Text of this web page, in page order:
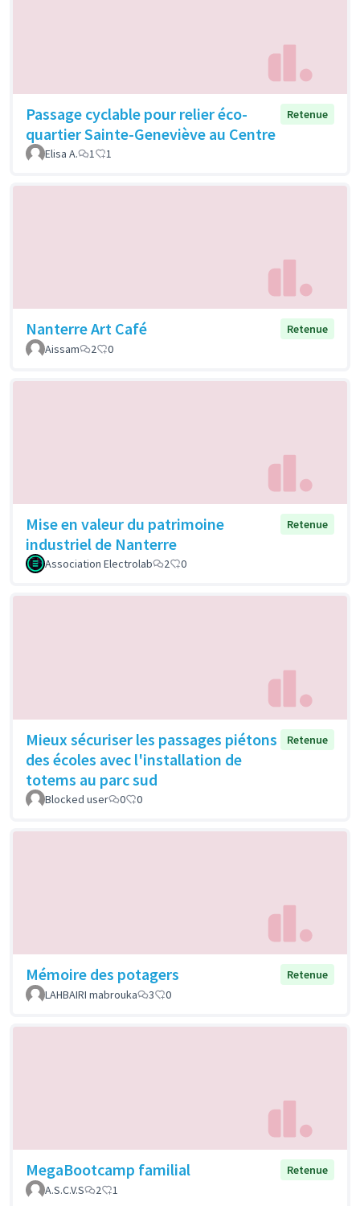
Passage cyclable pour relier éco-
quartier Sainte-Geneviève au Centre
Retenue
Elisa A. 1 1
Nanterre Art Café
Retenue
Aissam
2 0
Mise en valeur du patrimoine
industriel de Nanterre
Retenue
Association Electrolab 2 0
Mieux sécuriser les passages piétons
des écoles avec l'installation de
totems au parc sud
Retenue
Blocked user 0 0
Mémoire des potagers
Retenue
LAHBAIRI mabrouka
3 0
MegaBootcamp familial
Retenue
A.S.C.V.S
2 1